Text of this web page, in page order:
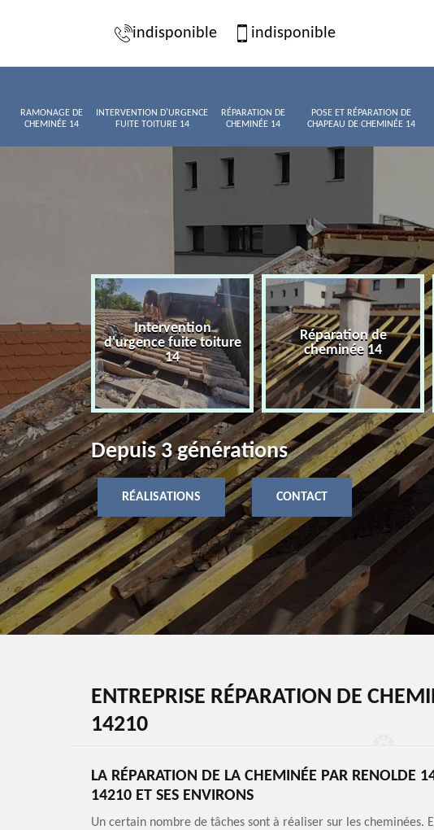
indisponible indisponible
RAMONAGE DE
CHEMINÉE 14
INTERVENTION D'URGENCE
FUITE TOITURE 14
RÉPARATION DE
CHEMINÉE 14
POSE ET RÉPARATION DE
CHAPEAU DE CHEMINÉE 14
de
14
Intervention
d'urgence fuite toiture
14
Réparation de
cheminée 14
Depuis 3 générations
RÉALISATIONS CONTACT
ENTREPRISE RÉPARATION DE
14210
LA RÉPARATION DE LA CHEMINÉE PAR RENOLDE
14210 ET SES ENVIRONS
Un certain nombre de tâches sont à réaliser sur les cheminées.